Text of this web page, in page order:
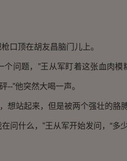
口顶在胡友昌脑门儿上。
问题，”王从军盯着这张血肉模
--”他突然大喝一声。
站起来，但是被两个强壮的胳膊
什么，”王从军开始发问，“多